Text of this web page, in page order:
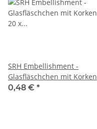
SRH Embellishment -
Glasfläschchen mit Korken
20 x 50 mm
0,48 € *